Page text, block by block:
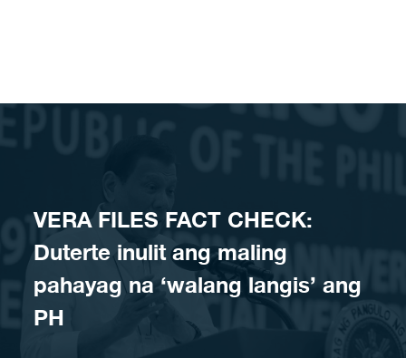
VERA FILES FACT CHECK:
Duterte inulit ang maling
pahayag na ‘walang langis’ ang
PH